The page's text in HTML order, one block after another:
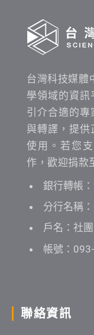
台灣科技媒體
學領域的資訊
引介合適的專
與轉譯，提供
使用。若您
作，歡迎捐款
銀行轉帳
分行名稱
戶名：社
帳號：
聯絡資訊